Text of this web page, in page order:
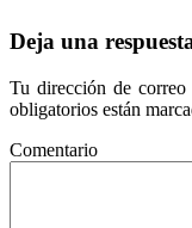
Deja una
Tu dirección de correo
obligatorios están